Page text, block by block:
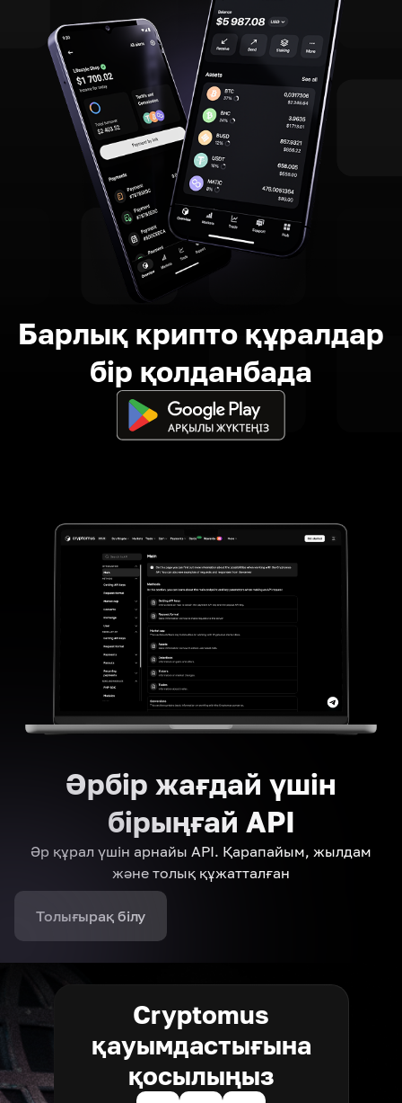
Барлық крипто құралдар
бір қолданбада
Әрбір жағдай үшін
бірыңғай API
Әр құрал үшін арнайы API. Қарапайым, жылдам
және толық құжатталған
Толығырақ білу
Cryptomus
қауымдастығына
қосылыңыз